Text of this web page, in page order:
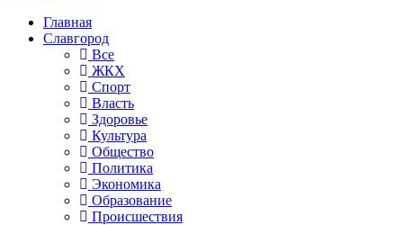
Главная
Славгород
Все
ЖКХ
Спорт
Власть
Здоровье
Культура
Общество
Политика
Экономика
Образование
Происшествия